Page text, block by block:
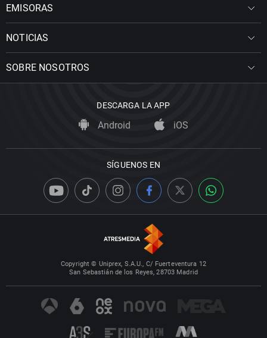
EMISORAS
NOTICIAS
SOBRE NOSOTROS
DESCARGA LA APP
Android iOS
SÍGUENOS EN
Copyright © Uniprex, S.A.U., C/ Fuerteventura 12
San Sebastián de los Reyes, 28703 Madrid